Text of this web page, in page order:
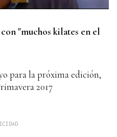
"muchos kilates en el
para la próxima edición,
2017